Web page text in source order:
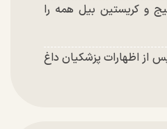
و کریستین بیل همه را
از اظهارات پزشکیان داغ